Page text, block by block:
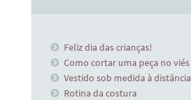
Feliz dia das crianças!
Como cortar uma peça no viés
Vestido sob medida à distância
Rotina da costura